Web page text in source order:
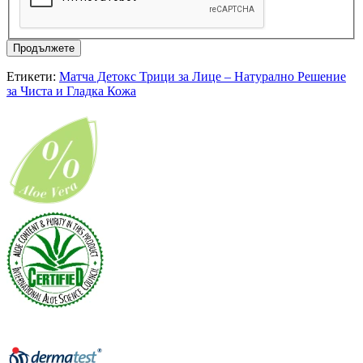
Продължете
Етикети: Матча Детокс Трици за Лице – Натурално Решение
за Чиста и Гладка Кожа